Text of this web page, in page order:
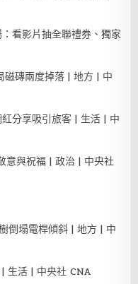
看影片抽全聯禮券、獨家
磚兩度掉落 | 地方 | 中
分享吸引旅客 | 生活 | 中
與祝福 | 政治 | 中央社
倒塌電桿傾斜 | 地方 | 中
生活 | 中央社 CNA